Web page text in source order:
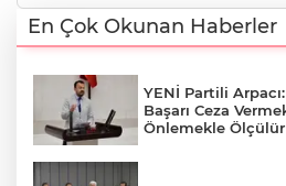
En Çok Okunan Haberler
YENİ Partili
Başarı Ceza
Önlemekle Ölçülür